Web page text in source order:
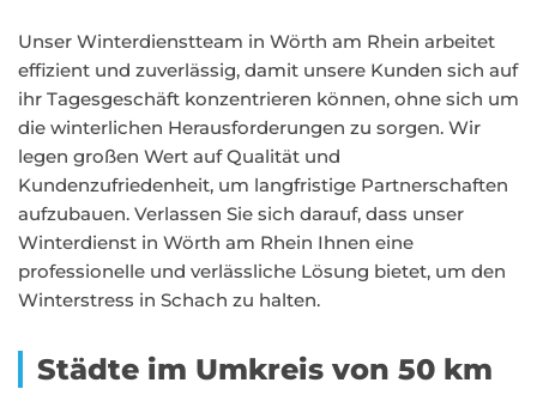
Unser Winterdienstteam in Wörth am Rhein arbeitet
effizient und zuverlässig, damit unsere Kunden sich auf
ihr Tagesgeschäft konzentrieren können, ohne sich um
die winterlichen Herausforderungen zu sorgen. Wir
legen großen Wert auf Qualität und
Kundenzufriedenheit, um langfristige Partnerschaften
aufzubauen. Verlassen Sie sich darauf, dass unser
Winterdienst in Wörth am Rhein Ihnen eine
professionelle und verlässliche Lösung bietet, um den
Winterstress in Schach zu halten.
Städte im Umkreis von 50 km